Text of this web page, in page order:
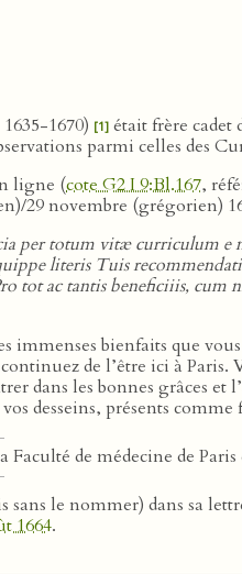
1670) [1] était frère cadet
parmi celles des
ligne (cote G2 I 9:Bl.167,
29 novembre (grégorien)
per totum vitæ curriculum
literis Tuis
tot ac tantis beneficiiis, cum
immenses bienfaits que
de l’être ici à
dans les bonnes grâces
desseins, présents comme
de médecine de
le nommer) dans sa
1664.